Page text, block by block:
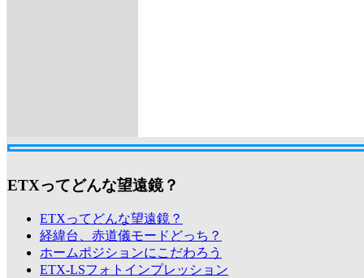
ETXってどんな望遠鏡？
ETXってどんな望遠鏡？
経緯台、赤道儀モードどっち？
ホームポジションにこだわろう
ETX-LSフォトインプレッション